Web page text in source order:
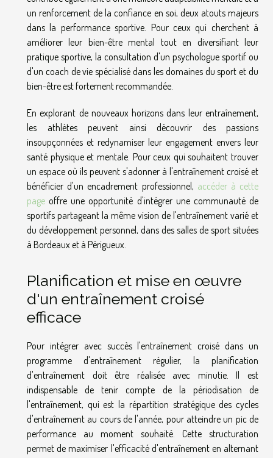
un renforcement de la confiance en soi, deux atouts majeurs
dans la performance sportive. Pour ceux qui cherchent à
améliorer leur bien-être mental tout en diversifiant leur
pratique sportive, la consultation d'un psychologue sportif ou
d'un coach de vie spécialisé dans les domaines du sport et du
bien-être est fortement recommandée.
En explorant de nouveaux horizons dans leur entraînement,
les athlètes peuvent ainsi découvrir des passions
insoupçonnées et redynamiser leur engagement envers leur
santé physique et mentale. Pour ceux qui souhaitent trouver
un espace où ils peuvent s'adonner à l'entraînement croisé et
bénéficier d'un encadrement professionnel, accéder à cette
page offre une opportunité d'intégrer une communauté de
sportifs partageant la même vision de l'entraînement varié et
du développement personnel, dans des salles de sport situées
à Bordeaux et à Périgueux.
Planification et mise en œuvre
d'un entraînement croisé
efficace
Pour intégrer avec succès l'entraînement croisé dans un
programme d'entraînement régulier, la planification
d'entraînement doit être réalisée avec minutie. Il est
indispensable de tenir compte de la périodisation de
l'entraînement, qui est la répartition stratégique des cycles
d'entraînement au cours de l'année, pour atteindre un pic de
performance au moment souhaité. Cette structuration
permet de maximiser l'efficacité d'entraînement en alternant